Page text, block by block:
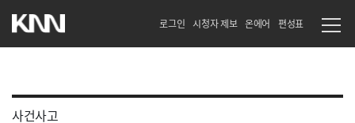
로그인 시청자 제보 온에어 편성표
사건사고